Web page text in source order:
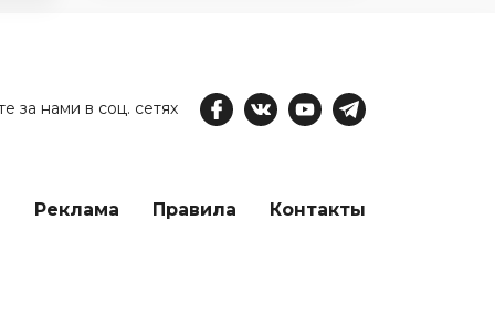
за нами в соц. сетях
Реклама Правила Контакты